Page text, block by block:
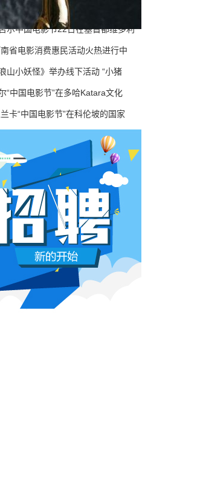
10:01:00
幕，全年只卖400亿：电影院的
了？
型挺全。刘烨的《四渡》、皮克斯的
总动员5》、谢苗的《火遮眼》，该有的
出来了。
日 10:01:00
AI短剧一夜下架，广电总局这次是
的
日，广电总局官网挂出了一份文件。没
会，没有吹风会。就这么安安静静地，
短剧发展管理办法（征求意见稿）》摆
有人面前。
本网原创
10:03:00
业冷透了：167个人抢一个活，
员台上求工作
领奖的时候说："我还是演员董子健，有
角色可以找我，档期很空。"刘昊然在台
电影周启幕——21国代表齐聚一堂
尔中国电影节22日在塞首都维多利
省电影消费惠民活动火热进行中
山小妖怪》举办线下活动 “小猪
“中国电影节”在多哈Katara文化
卡“中国电影节”在科伦坡的国家
国际青年电影周创投与你相约杭州
际电影周启幕——21国代表齐聚一堂
尔中国电影节22日在塞首都维多利
南省电影消费惠民活动火热进行中
山小妖怪》举办线下活动 “小猪